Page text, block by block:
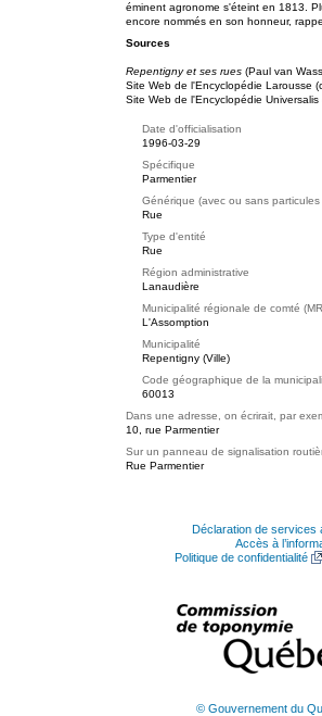
éminent agronome s'éteint en 1813.
encore nommés en son honneur,
Sources
Repentigny et ses rues (Paul van
Site Web de l'Encyclopédie Larousse
Site Web de l'Encyclopédie
Date d'officialisation
1996-03-29
Spécifique
Parmentier
Générique (avec ou sans
Rue
Type d'entité
Rue
Région administrative
Lanaudière
Municipalité régionale de comté
L'Assomption
Municipalité
Repentigny (Ville)
Code géographique de la
60013
Dans une adresse, on écrirait, par
10, rue Parmentier
Sur un panneau de signalisation
Rue Parmentier
Déclaration de services
Accès à
Politique de confidentialité
© Gouvernement du